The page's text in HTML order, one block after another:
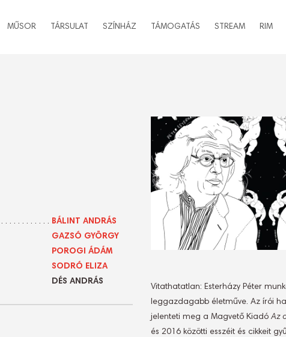
MŰSOR TÁRSULAT SZÍNHÁZ TÁMOGATÁS STREAM RIM
BÁLINT ANDRÁS
GAZSÓ GYÖRGY
POROGI ÁDÁM
SODRÓ ELIZA
DÉS ANDRÁS
Vitathatatlan: Esterházy Péter
leggazdagabb életműve. Az írói
jelenteti meg a Magvető Kiadó Az
és 2016 közötti esszéit és cikkeit